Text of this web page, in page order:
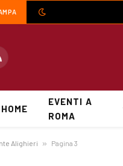
HOME
EVENTI A
ROMA
Alighieri » Pagina 3